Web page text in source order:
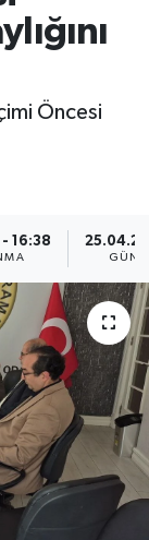
Öncesi
16:38